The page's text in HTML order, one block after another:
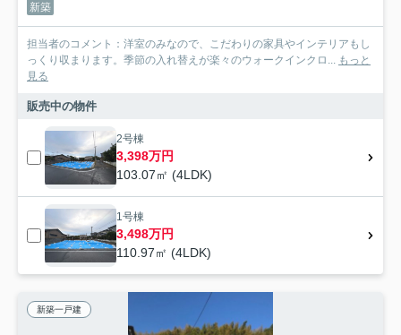
新築
担当者のコメント：洋室のみなので、こだわりの家具やインテリアもし
っくり収まります。季節の入れ替えが楽々のウォークインクロ... もっと
見る
販売中の物件
2号棟
3,398万円
103.07㎡ (4LDK)
1号棟
3,498万円
110.97㎡ (4LDK)
新築一戸建